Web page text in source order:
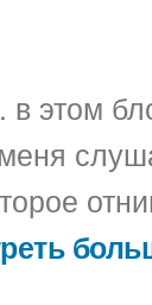
в этом